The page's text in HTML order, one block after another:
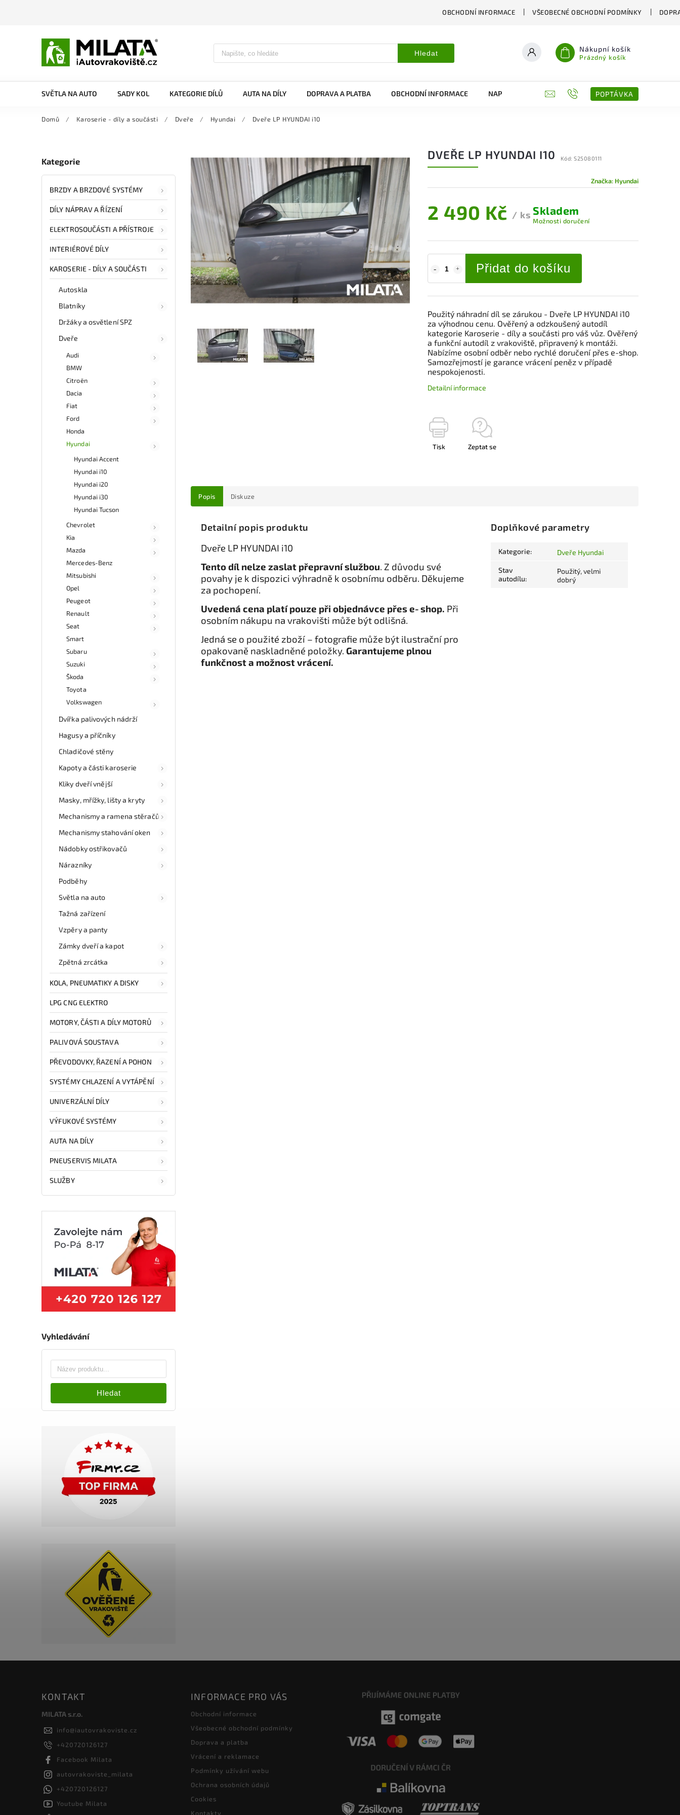
OBCHODNÍ INFORMACE VŠEOBECNÉ OBCHODNÍ PODMÍNKY
Hledat Nákupní košík
Prázdný košík
SVĚTLA NA AUTO SADY KOL KATEGORIE DÍLŮ AUTA NA DÍLY DOPRAVA A PLATBA OBCHODNÍ INFORMACE NAPIŠTE NÁM KONTAKTY POPTÁVKA
Domů / Karoserie - díly a součásti / Dveře / Hyundai / Dveře LP HYUNDAI i10
Kategorie
BRZDY A BRZDOVÉ SYSTÉMY
DÍLY NÁPRAV A ŘÍZENÍ
ELEKTROSOUČÁSTI A PŘÍSTROJE
INTERIÉROVÉ DÍLY
KAROSERIE - DÍLY A SOUČÁSTI
Autoskla
Blatníky
Držáky a osvětlení SPZ
Dveře
Audi
BMW
Citroën
Dacia
Fiat
Ford
Honda
Hyundai
Hyundai Accent
Hyundai i10
Hyundai i20
Hyundai i30
Hyundai Tucson
Chevrolet
Kia
Mazda
Mercedes-Benz
Mitsubishi
Opel
Peugeot
Renault
Seat
Smart
Subaru
Suzuki
Škoda
Toyota
Volkswagen
Dvířka palivových nádrží
Hagusy a příčníky
Chladičové stěny
Kapoty a části karoserie
Kliky dveří vnější
Masky, mřížky, lišty a kryty
Mechanismy a ramena stěračů
Mechanismy stahování oken
Nádobky ostřikovačů
Nárazníky
Podběhy
Světla na auto
Tažná zařízení
Vzpěry a panty
Zámky dveří a kapot
Zpětná zrcátka
KOLA, PNEUMATIKY A DISKY
LPG CNG ELEKTRO
MOTORY, ČÁSTI A DÍLY MOTORŮ
PALIVOVÁ SOUSTAVA
PŘEVODOVKY, ŘAZENÍ A POHON
SYSTÉMY CHLAZENÍ A VYTÁPĚNÍ
UNIVERZÁLNÍ DÍLY
VÝFUKOVÉ SYSTÉMY
AUTA NA DÍLY
PNEUSERVIS MILATA
SLUŽBY
Vyhledávání
Hledat
DVEŘE LP HYUNDAI I10 Kód: S25080111
Značka: Hyundai
2 490 Kč / ks Skladem
Možnosti doručení
Přidat do košíku
Použitý náhradní díl se zárukou - Dveře LP HYUNDAI i10
za výhodnou cenu. Ověřený a odzkoušený autodíl
kategorie Karoserie - díly a součásti pro váš vůz. Ověřený
a funkční autodíl z vrakoviště, připravený k montáži.
Nabízíme osobní odběr nebo rychlé doručení přes e-shop.
Samozřejmostí je garance vrácení peněz v případě
nespokojenosti.
Detailní informace
Tisk Zeptat se
Popis Diskuze
Detailní popis produktu
Dveře LP HYUNDAI i10
Tento díl nelze zaslat přepravní službou. Z důvodu své
povahy je k dispozici výhradně k osobnímu odběru. Děkujeme
za pochopení.
Uvedená cena platí pouze při objednávce přes e‑shop. Při
osobním nákupu na vrakovišti může být odlišná.
Jedná se o použité zboží – fotografie může být ilustrační pro
opakovaně naskladněné položky. Garantujeme plnou
funkčnost a možnost vrácení.
Doplňkové parametry
Kategorie: Dveře Hyundai
Stav
autodílu:
Použitý, velmi
dobrý
KONTAKT
MILATA s.r.o.
info@iautovrakoviste.cz
+420720126127
Facebook Milata
autovrakoviste_milata
+420720126127
Youtube Milata
INFORMACE PRO VÁS
Obchodní informace
Všeobecné obchodní podmínky
Doprava a platba
Vrácení a reklamace
Podmínky užívání webu
Ochrana osobních údajů
Cookies
Kontakty